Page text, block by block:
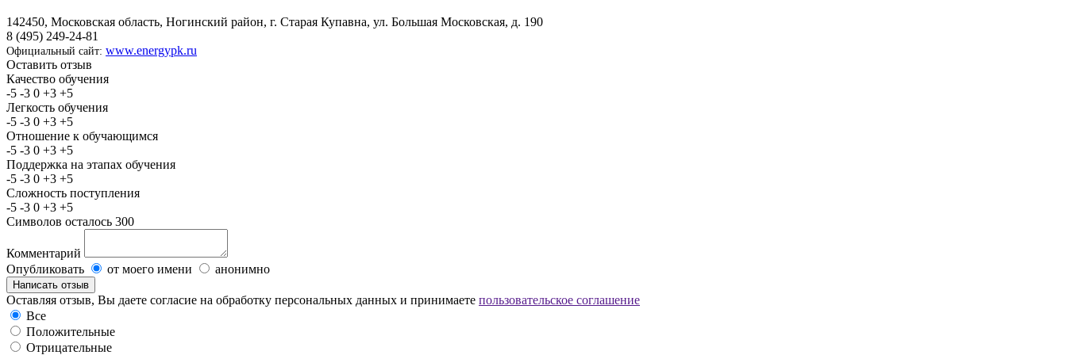
142450, Московская область, Ногинский район, г. Старая Купавна, ул. Большая Московская, д. 190
8 (495) 249-24-81
Официальный сайт: www.energypk.ru
Оставить отзыв
Качество обучения
-5 -3 0 +3 +5
Легкость обучения
-5 -3 0 +3 +5
Отношение к обучающимся
-5 -3 0 +3 +5
Поддержка на этапах обучения
-5 -3 0 +3 +5
Сложность поступления
-5 -3 0 +3 +5
Символов осталось 300
Комментарий
Опубликовать
от моего имени анонимно
Оставляя отзыв, Вы даете согласие на обработку персональных данных и принимаете пользовательское соглашение
Все
Положительные
Отрицательные